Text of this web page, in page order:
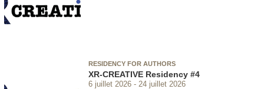
RESIDENCY FOR AUTHORS
XR-CREATIVE Residency #4
6 juillet 2026 24 juillet 2026